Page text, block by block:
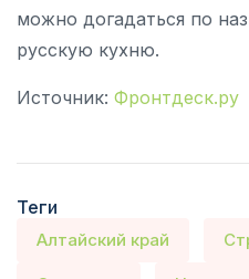
можно догадаться по
русскую кухню.
Источник: Фронтдеск.ру
Теги
Алтайский край